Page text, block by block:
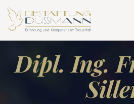
Dipl. Ing.